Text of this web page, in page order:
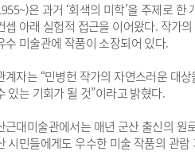
은 과거 ‘회색의 미학’을 주제
셉 아래 실험적 접근을 이어왔다. 작가
수 미술관에 작품이 소장되어 있다.
계자는 “민병헌 작가의 자연스러운 대
있는 기회가 될 것”이라고 밝혔다.
근대미술관에서는 매년 군산 출신의
시민들에게도 우수한 미술 작품의 관람